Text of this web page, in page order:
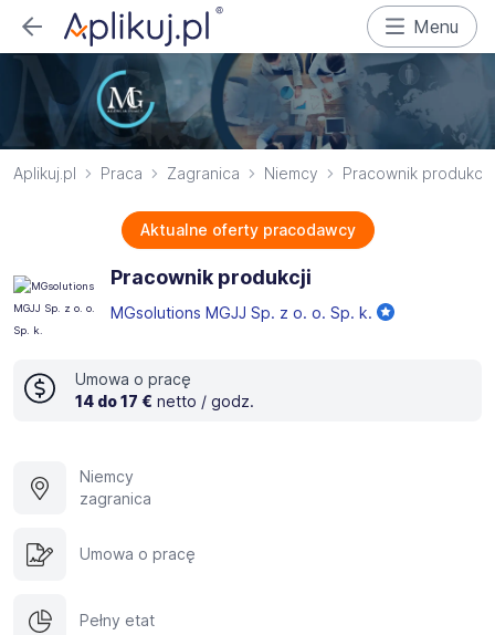
Menu
Aplikuj.pl Praca Zagranica Niemcy Pracownik produkcji
Aktualne oferty pracodawcy
Pracownik produkcji
MGsolutions MGJJ Sp. z o. o. Sp. k.
Umowa o pracę
14 do 17 € netto / godz.
Niemcy
zagranica
Umowa o pracę
Pełny etat